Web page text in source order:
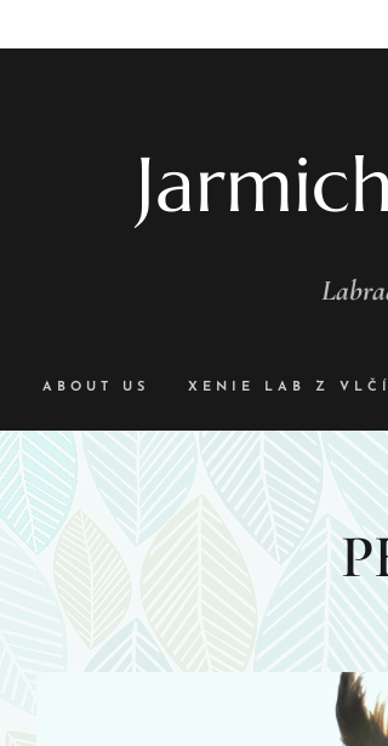
ABOUT US XENIE LAB Z